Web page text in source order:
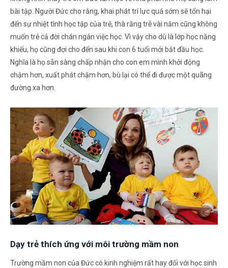
bài tập. Người Đức cho rằng, khai phát trí lực quá sớm sẽ tổn hại
đến sự nhiệt tình học tập của trẻ, thà rằng trễ vài năm cũng không
muốn trẻ cả đời chán ngán việc học. Vì vậy cho dù là lớp học năng
khiếu, họ cũng đợi cho đến sau khi con 6 tuổi mới bắt đầu học.
Nghĩa là họ sẵn sàng chấp nhận cho con em mình khởi động
chậm hơn, xuất phát chậm hơn, bù lại có thể đi được một quãng
đường xa hơn.
Dạy trẻ thích ứng với môi trường mầm non
Trường mầm non của Đức có kinh nghiệm rất hay đối với học sinh